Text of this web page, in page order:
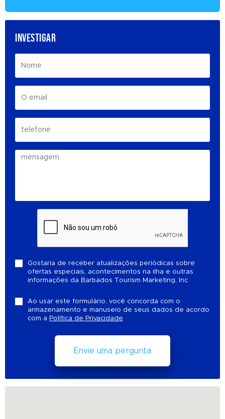
INVESTIGAR
Gostaria de receber atualizações periódicas sobre
ofertas especiais, acontecimentos na ilha e outras
informações da Barbados Tourism Marketing, Inc.
Ao usar este formulário, você concorda com o
armazenamento e manuseio de seus dados de acordo
com a Política de Privacidade